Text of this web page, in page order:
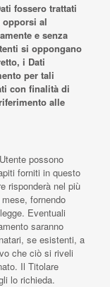
fossero trattati
al
e senza
si oppongano
i Dati
per tali
con finalità di
alle
possono
forniti in questo
risponderà nel più
fornendo
Eventuali
saranno
se esistenti, a
che ciò si riveli
Il Titolare
lo richieda.